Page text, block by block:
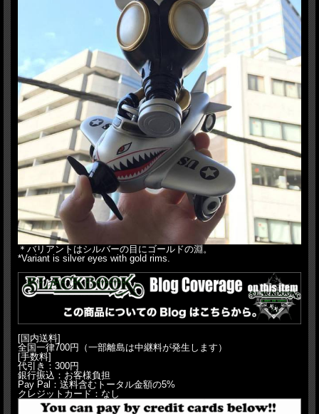
＊バリアントはシルバーの目にゴールドの淵。
*Variant is silver eyes with gold rims.
[国内送料]
全国一律700円（一部離島は中継料が発生します）
[手数料]
代引き：300円
銀行振込：お客様負担
Pay Pal：送料含むトータル金額の5%
クレジットカード：なし